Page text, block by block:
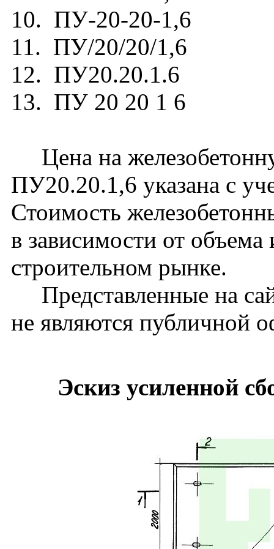
10. ПУ-20-20-1,6
11. ПУ/20/20/1,6
12. ПУ20.20.1.6
13. ПУ 20 20 1 6
Цена на
ПУ20.20.1,6 указана с
Стоимость
в зависимости от
строительном рынке.
Представленные на
не являются публичной
Эскиз усиленной